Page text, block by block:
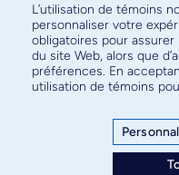
Abonnez-
pour connaître
L’utilisation de témoins
personnaliser votre
obligatoires pour
du site Web, alors que
préférences. En
utilisation de témoins